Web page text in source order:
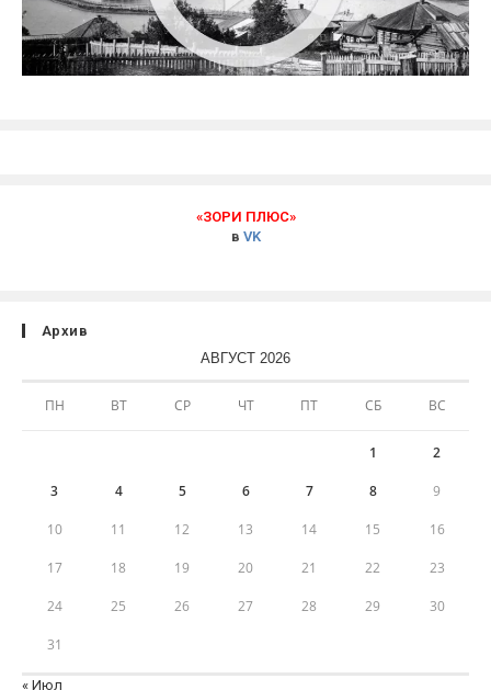
«ЗОРИ ПЛЮС»
в VK
Архив
АВГУСТ 2026
ПН ВТ СР ЧТ ПТ СБ ВС
1 2
3 4 5 6 7 8 9
10 11 12 13 14 15 16
17 18 19 20 21 22 23
24 25 26 27 28 29 30
31
« Июл